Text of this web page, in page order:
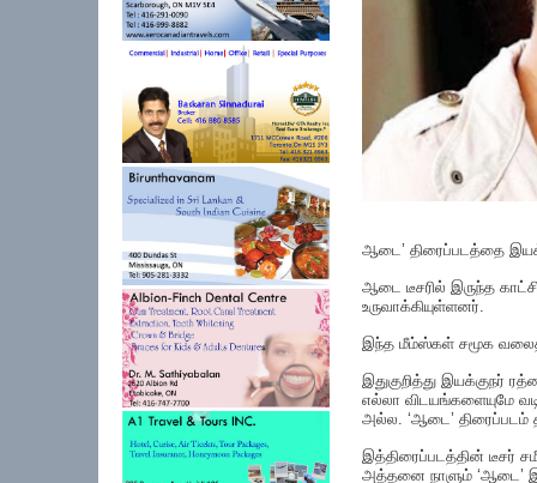
ஆடை’ திரைப்படத்தை
ஆடை டீசரில் இருந்த
உருவாக்கியுள்ளனர்.
இந்த மீம்ஸ்கள் சமூக
இதுகுறித்து இயக்குநர்
எல்லா விடயங்களையுமே
அல்ல. ‘ஆடை’ திரைப்படம்
இத்திரைப்படத்தின் டீசர்
அத்தனை நாளும் ‘ஆடை’